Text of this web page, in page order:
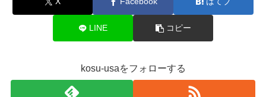
LINE コピー
kosu-usaをフォローする